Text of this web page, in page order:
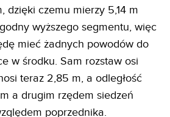
dzięki czemu mierzy 5,14 m
wyższego segmentu, więc
mieć żadnych powodów do
w środku. Sam rozstaw osi
teraz 2,85 m, a odległość
a drugim rzędem siedzeń
poprzednika.